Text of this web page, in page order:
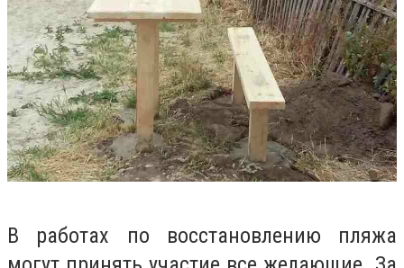
В работах по восстановлению пляжа